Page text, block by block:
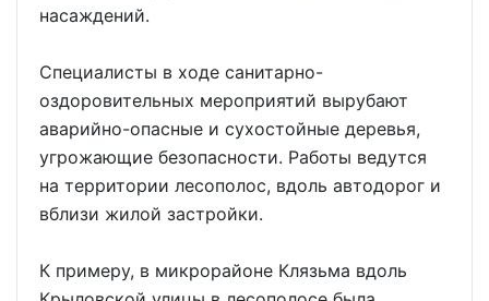
насаждений.
Специалисты в ходе санитарно-
оздоровительных мероприятий вырубают
аварийно-опасные и сухостойные деревья,
угрожающие безопасности. Работы ведутся
на территории лесополос, вдоль автодорог и
вблизи жилой застройки.
К примеру, в микрорайоне Клязьма вдоль